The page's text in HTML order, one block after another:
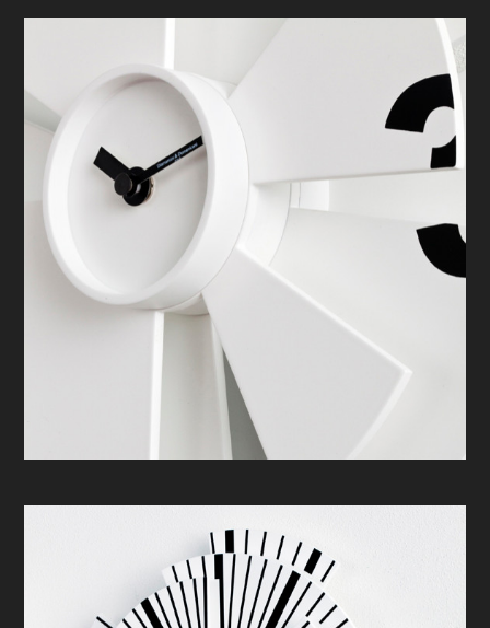
CHI SIAMO
PROGETTI
PRODOTTI
CONTATTO